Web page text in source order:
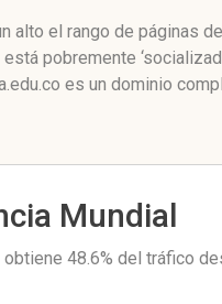
alto el rango de páginas
está pobremente
es un dominio
Mundial
obtiene 48.6% del tráfico